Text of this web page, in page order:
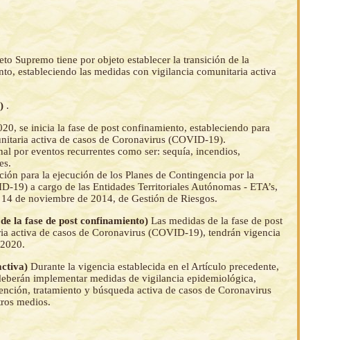
Supremo tiene por objeto establecer la transición de la
estableciendo las medidas con vigilancia comunitaria activa
.
se inicia la fase de post confinamiento, estableciendo para
activa de casos de Coronavirus (COVID-19).
por eventos recurrentes como ser: sequía, incendios,
para la ejecución de los Planes de Contingencia por la
19) a cargo de las Entidades Territoriales Autónomas - ETA’s,
14 de noviembre de 2014, de Gestión de Riesgos.
la fase de post confinamiento) Las medidas de la fase de post
activa de casos de Coronavirus (COVID-19), tendrán vigencia
Durante la vigencia establecida en el Artículo precedente,
implementar medidas de vigilancia epidemiológica,
tratamiento y búsqueda activa de casos de Coronavirus
medios.